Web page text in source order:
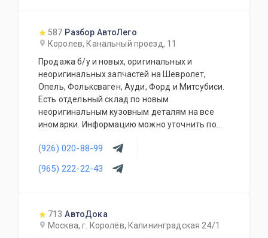
587 Разбор АвтоЛего
Королев, Канальный проезд, 11
Продажа б/у и новых, оригинальных и
неоригинальных запчастей на Шевролет,
Опель, Фольксваген, Ауди, Форд и Митсубиси.
Есть отдельный склад по новым
неоригинальным кузовным деталям на все
иномарки. Информацию можно уточнить по
области. Отправляем в регионы
транспортными компаниями.
(926) 020-88-99
(965) 222-22-43
713 АвтоДока
Москва, г. Королёв, Калининградская 24/1